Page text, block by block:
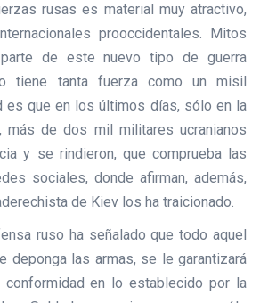
rusas es material muy atractivo,
prooccidentales. Mitos
de este nuevo tipo de guerra
tiene tanta fuerza como un misil
es que en los últimos días, sólo en la
más de dos mil militares ucranianos
y se rindieron, que comprueba las
sociales, donde afirman, además,
de Kiev los ha traicionado.
ruso ha señalado que todo aquel
deponga las armas, se le garantizará
en lo establecido por la